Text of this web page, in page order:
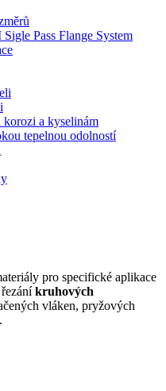
Pass Flange System
a kyselinám
tepelnou odolností
pro specifické aplikace
kruhových
vláken, pryžových